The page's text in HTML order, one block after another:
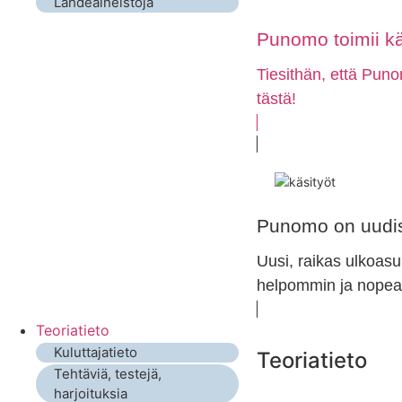
Punomo toimii
Tiesithän, että
tästä!
Punomo on
Uusi, raikas
helpommin ja
Teoriatieto
Kuluttajatieto
Tehtäviä, testejä,
harjoituksia
Teoriatieto